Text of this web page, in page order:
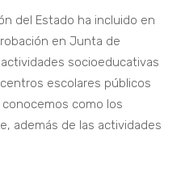
del Estado ha incluido en
en Junta de
socioeducativas
escolares públicos
como los
además de las actividades